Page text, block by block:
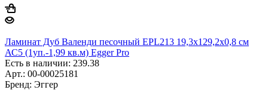
Ламинат Дуб Валенди песочный EPL213 19,3х129,2х0,8 см
АС5 (1уп.-1,99 кв.м) Egger Pro
Есть в наличии: 239.38
Арт.: 00-00025181
Бренд: Эггер